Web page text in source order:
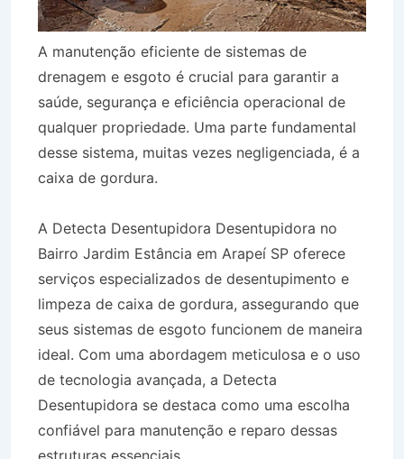
A manutenção eficiente de sistemas de
drenagem e esgoto é crucial para garantir a
saúde, segurança e eficiência operacional de
qualquer propriedade. Uma parte fundamental
desse sistema, muitas vezes negligenciada, é a
caixa de gordura.
A Detecta Desentupidora Desentupidora no
Bairro Jardim Estância em Arapeí SP oferece
serviços especializados de desentupimento e
limpeza de caixa de gordura, assegurando que
seus sistemas de esgoto funcionem de maneira
ideal. Com uma abordagem meticulosa e o uso
de tecnologia avançada, a Detecta
Desentupidora se destaca como uma escolha
confiável para manutenção e reparo dessas
estruturas essenciais.